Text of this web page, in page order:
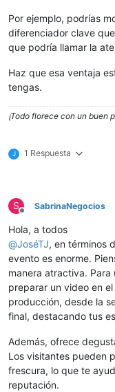
Por ejemplo, podrías
diferenciador clave
que podría llamar la
Haz que esa ventaja
tengas.
¡Todo florece con un buen
J 1 Respuesta
S
Desconectado
SabrinaNegocios
Hola, a todos
@JoséTJ, en términos
evento es enorme.
manera atractiva.
preparar un video en
producción, desde la
final, destacando tus
Además, ofrece
Los visitantes pueden
frescura, lo que te
reputación.